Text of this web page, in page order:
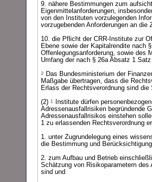
9. nähere Bestimmungen zum
Eigenmittelanforderungen,
von den Instituten vorzulegenden
vorzugebenden Anforderungen an
10. die Pflicht der CRR-Institute zur
Ebene sowie der Kapitalrendite nach
Offenlegungsanforderung, sowie des
Umfang der nach § 26a Absatz 1
2
Das Bundesministerium der
Maßgabe übertragen, dass die
Erlass der Rechtsverordnung sind
(2) 1
Institute dürfen
Adressenausfallrisiken begründende
Adressenausfallrisikos einstehen
1 zu erlassenden Rechtsverordnung
1. unter Zugrundelegung eines
die Bestimmung und
2. zum Aufbau und Betrieb
Schätzung von Risikoparametern
sind und